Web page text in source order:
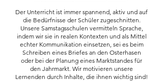
Der Unterricht ist immer spannend, aktiv und auf
die Bedürfnisse der Schüler zugeschnitten.
Unsere Samstagsschulen vermitteln Sprache,
indem wir sie in realen Kontexten und als Mittel
echter Kommunikation einsetzen, sei es beim
Schreiben eines Briefes an den Osterhasen
oder bei der Planung eines Marktstandes für
den Jahrmarkt. Wir motivieren unsere
Lernenden durch Inhalte, die ihnen wichtig sind!